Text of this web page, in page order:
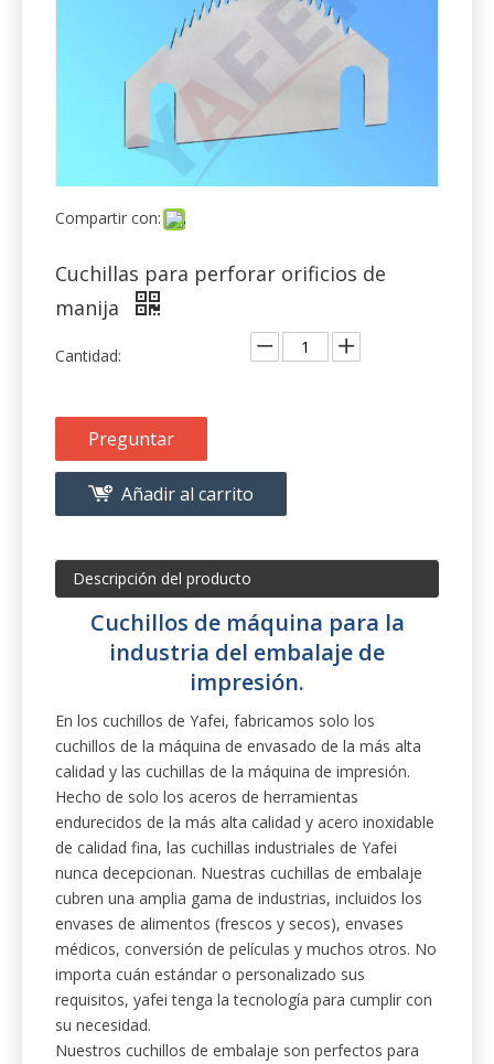
Compartir con:
Cuchillas para perforar orificios de
manija
Cantidad:
Preguntar
Añadir al carrito
Descripción del producto
Cuchillos de máquina para la
industria del embalaje de
impresión.
En los cuchillos de Yafei, fabricamos solo los
cuchillos de la máquina de envasado de la más alta
calidad y las cuchillas de la máquina de impresión.
Hecho de solo los aceros de herramientas
endurecidos de la más alta calidad y acero inoxidable
de calidad fina, las cuchillas industriales de Yafei
nunca decepcionan. Nuestras cuchillas de embalaje
cubren una amplia gama de industrias, incluidos los
envases de alimentos (frescos y secos), envases
médicos, conversión de películas y muchos otros. No
importa cuán estándar o personalizado sus
requisitos, yafei tenga la tecnología para cumplir con
su necesidad.
Nuestros cuchillos de embalaje son perfectos para